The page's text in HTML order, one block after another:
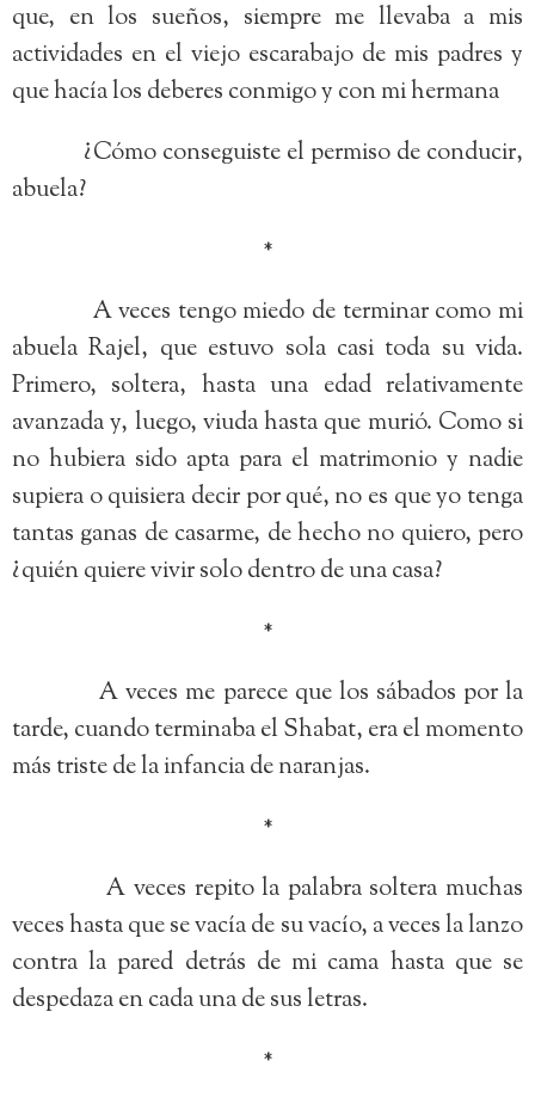
que, en los sueños, siempre me llevaba a mis
actividades en el viejo escarabajo de mis padres y
que hacía los deberes conmigo y con mi hermana
¿Cómo conseguiste el permiso de conducir,
abuela?
*
A veces tengo miedo de terminar como mi
abuela Rajel, que estuvo sola casi toda su vida.
Primero, soltera, hasta una edad relativamente
avanzada y, luego, viuda hasta que murió. Como si
no hubiera sido apta para el matrimonio y nadie
supiera o quisiera decir por qué, no es que yo tenga
tantas ganas de casarme, de hecho no quiero, pero
¿quién quiere vivir solo dentro de una casa?
*
A veces me parece que los sábados por la
tarde, cuando terminaba el Shabat, era el momento
más triste de la infancia de naranjas.
*
A veces repito la palabra soltera muchas
veces hasta que se vacía de su vacío, a veces la lanzo
contra la pared detrás de mi cama hasta que se
despedaza en cada una de sus letras.
*